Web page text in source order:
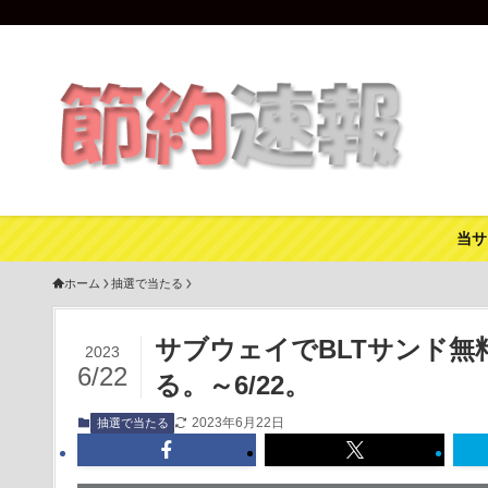
当
ホーム 抽選で当たる
サブウェイでBLTサンド無
る。～6/22。
2023
6/22
抽選で当たる 2023年6月22日